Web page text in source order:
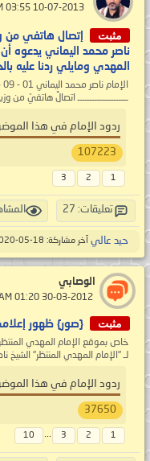
مثبت
إتصال هاتفي من
ناصر محمد اليماني يدعوه
المهدي ومايلي ردنا عليه
ـــــــــــــــــــــ اتصالٌ هاتفيّ
ردود الإمام في هذا
107223
1
2
3
تعليقات: 27
حيد عالي آخر مشاركة: 18-05-2020,
الوصابي
مثبت {صور} ظهور
خاص بموقع الإمام المهدي
لـ "الإمام المهدي المنتظر" الشيخ
ردود الإمام في هذا
37650
1
2
3
...
10